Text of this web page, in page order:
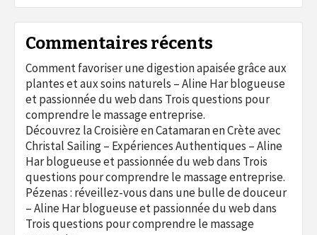
Commentaires récents
Comment favoriser une digestion apaisée grâce aux
plantes et aux soins naturels – Aline Har blogueuse
et passionnée du webdans Trois questions pour
comprendre le massage entreprise.
Découvrez la Croisière en Catamaran en Crète avec
Christal Sailing – Expériences Authentiques – Aline
Har blogueuse et passionnée du webdans Trois
questions pour comprendre le massage entreprise.
Pézenas : réveillez-vous dans une bulle de douceur
– Aline Har blogueuse et passionnée du webdans
Trois questions pour comprendre le massage